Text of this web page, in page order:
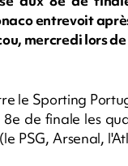
entrevoit
mercredi lors
le Sporting
de finale les
PSG, Arsenal,